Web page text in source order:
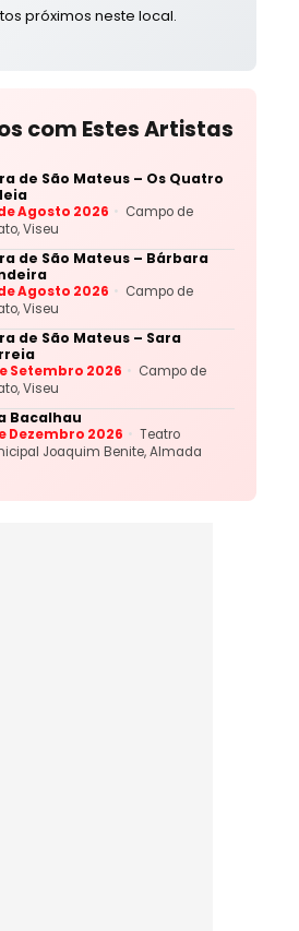
próximos neste local.
com Estes Artistas
de São Mateus – Os Quatro
Agosto 2026
Campo de
Viseu
de São Mateus – Bárbara
Agosto 2026
Campo de
Viseu
de São Mateus – Sara
Setembro 2026
Campo de
Viseu
Bacalhau
Dezembro 2026
Teatro
Joaquim Benite, Almada